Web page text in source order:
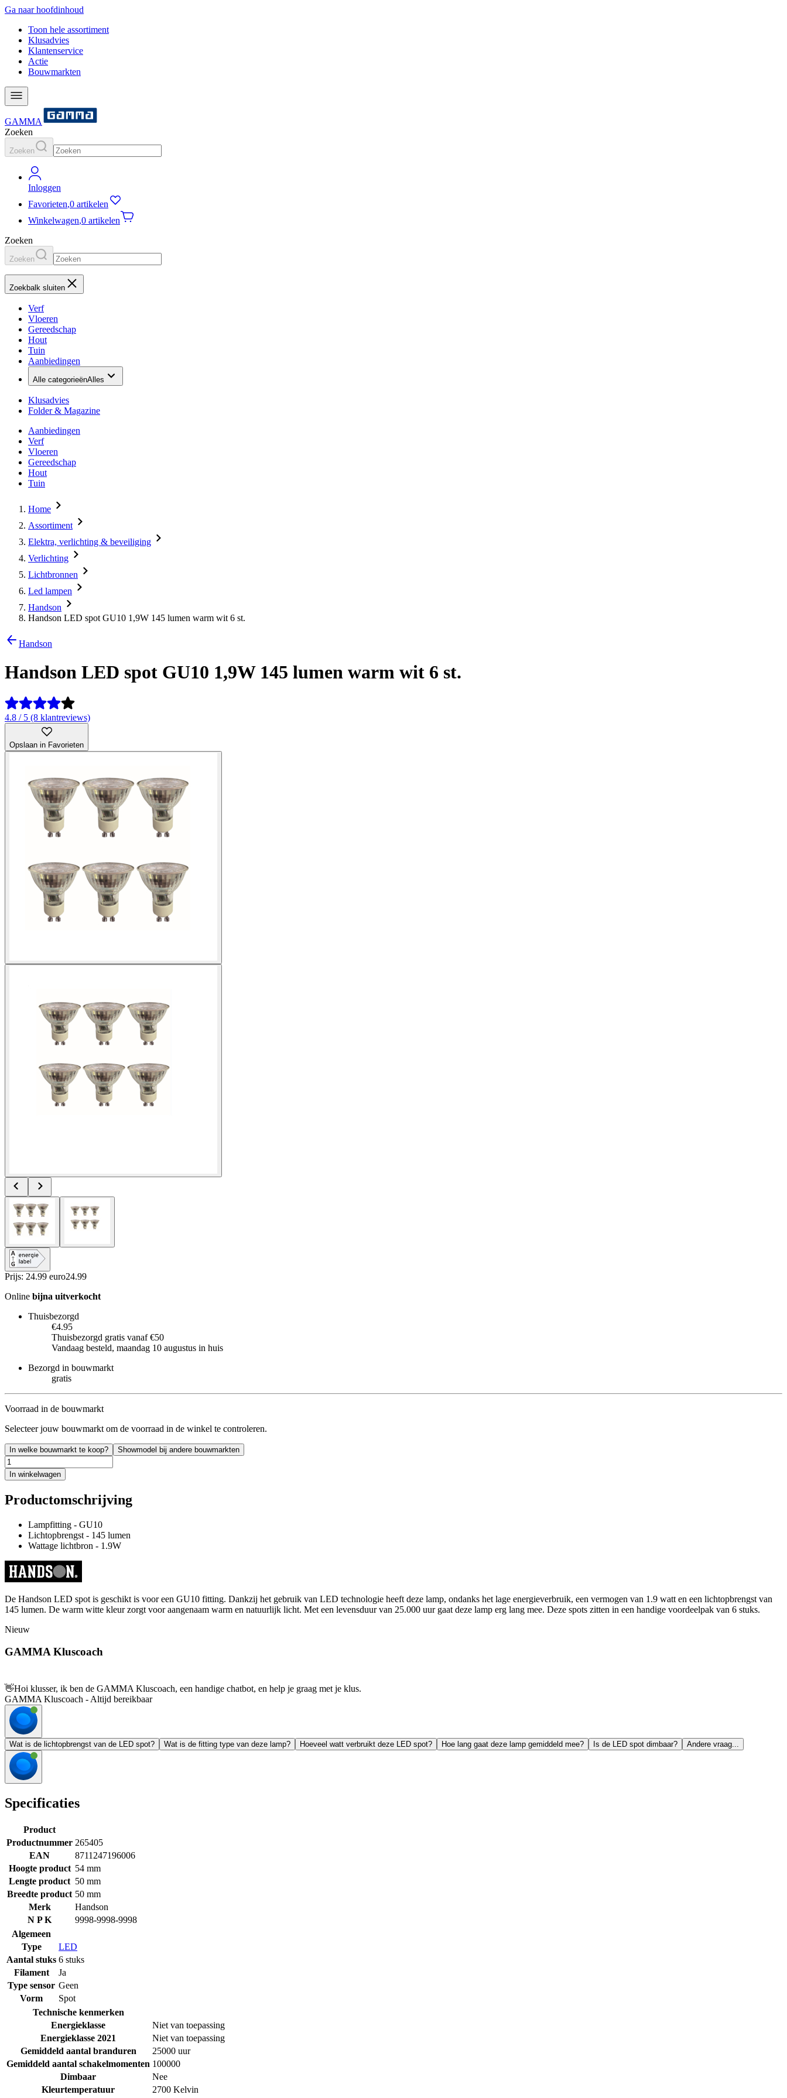
Ga naar hoofdinhoud
Toon hele assortiment
Klusadvies
Klantenservice
Actie
Bouwmarkten
GAMMA
Zoeken
Zoeken
Inloggen
Favorieten,0 artikelen
Winkelwagen,0 artikelen
Zoeken
Zoeken
Zoekbalk sluiten
Verf
Vloeren
Gereedschap
Hout
Tuin
Aanbiedingen
Alle categorieënAlles
Klusadvies
Folder & Magazine
Aanbiedingen
Verf
Vloeren
Gereedschap
Hout
Tuin
Home
Assortiment
Elektra, verlichting & beveiliging
Verlichting
Lichtbronnen
Led lampen
Handson
Handson LED spot GU10 1,9W 145 lumen warm wit 6 st.
Handson
Handson LED spot GU10 1,9W 145 lumen warm wit 6 st.
4.8 / 5 (8 klantreviews)
Opslaan in Favorieten
Prijs: 24.99 euro24.99
Online bijna uitverkocht
Thuisbezorgd
€4.95
Thuisbezorgd gratis vanaf €50
Vandaag besteld, maandag 10 augustus in huis
Bezorgd in bouwmarkt
gratis
Voorraad in de bouwmarkt
Selecteer jouw bouwmarkt om de voorraad in de winkel te controleren.
In welke bouwmarkt te koop? Showmodel bij andere bouwmarkten
In winkelwagen
Productomschrijving
Lampfitting - GU10
Lichtopbrengst - 145 lumen
Wattage lichtbron - 1.9W
De Handson LED spot is geschikt is voor een GU10 fitting. Dankzij het gebruik van LED technologie heeft deze lamp, ondanks het lage energieverbruik, een vermogen van 1.9 watt en een lichtopbrengst van
145 lumen. De warm witte kleur zorgt voor aangenaam warm en natuurlijk licht. Met een levensduur van 25.000 uur gaat deze lamp erg lang mee. Deze spots zitten in een handige voordeelpak van 6 stuks.
Nieuw
GAMMA Kluscoach
👋Hoi klusser, ik ben de GAMMA Kluscoach, een handige chatbot, en help je graag met je klus.
GAMMA Kluscoach - Altijd bereikbaar
Wat is de lichtopbrengst van de LED spot? Wat is de fitting type van deze lamp? Hoeveel watt verbruikt deze LED spot? Hoe lang gaat deze lamp gemiddeld mee? Is de LED spot dimbaar? Andere vraag...
Specificaties
Product
Productnummer 265405
EAN
8711247196006
Hoogte product 54 mm
Lengte product 50 mm
Breedte product 50 mm
Merk
Handson
N P K
9998-9998-9998
Algemeen
Type
LED
Aantal stuks 6 stuks
Filament
Ja
Type sensor Geen
Vorm
Spot
Technische kenmerken
Energieklasse
Niet van toepassing
Energieklasse 2021
Niet van toepassing
Gemiddeld aantal branduren
25000 uur
Gemiddeld aantal schakelmomenten 100000
Dimbaar
Nee
Kleurtemperatuur
2700 Kelvin